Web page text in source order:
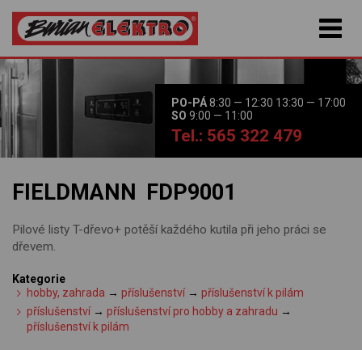
PO-PÁ8:30 — 12:30 13:30 — 17:00
SO 9:00 — 11:00
Tel.: 565 322 479
FIELDMANN FDP9001
Pilové listy T-dřevo+ potěší každého kutila při jeho práci se
dřevem.
Kategorie
hobby, zahrada →příslušenství →příslušenství k pilám
příslušenství →příslušenství pro hobby a zahradu →
příslušenství k pilám